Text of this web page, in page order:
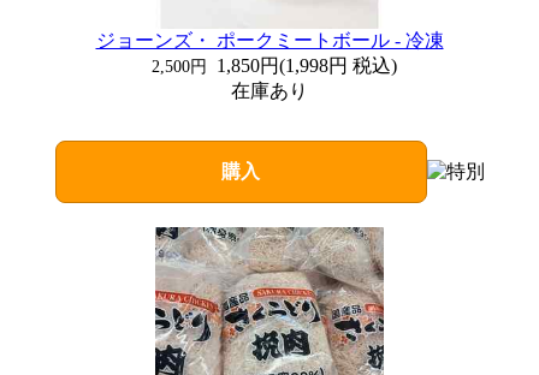
ジョーンズ・ ポークミートボール - 冷凍
2,500円 1,850円(1,998円 税込)
在庫あり
購入